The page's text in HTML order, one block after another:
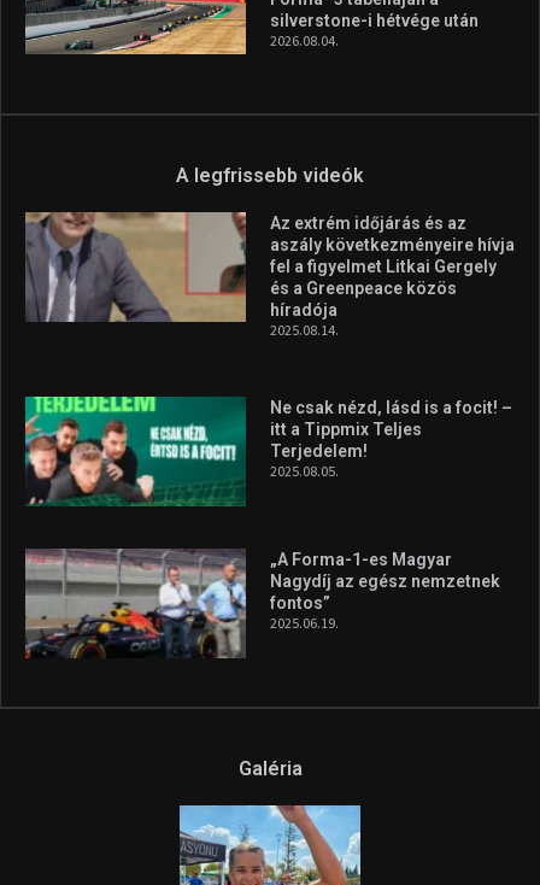
silverstone-i hétvége után
2026.08.04.
A legfrissebb videók
Az extrém időjárás és az
aszály következményeire hívja
fel a figyelmet Litkai Gergely
és a Greenpeace közös
híradója
2025.08.14.
Ne csak nézd, lásd is a focit! –
itt a Tippmix Teljes
Terjedelem!
2025.08.05.
„A Forma-1-es Magyar
Nagydíj az egész nemzetnek
fontos”
2025.06.19.
Galéria